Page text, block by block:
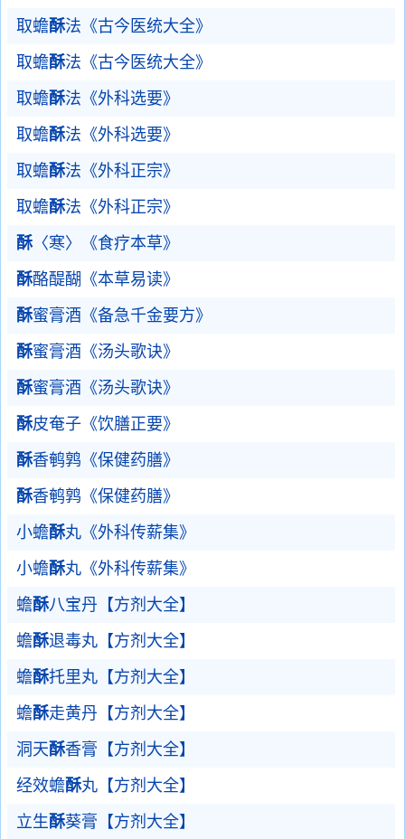
取蟾酥法《古今医统大全》
取蟾酥法《古今医统大全》
取蟾酥法《外科选要》
取蟾酥法《外科选要》
取蟾酥法《外科正宗》
取蟾酥法《外科正宗》
酥〈寒〉《食疗本草》
酥酪醍醐《本草易读》
酥蜜膏酒《备急千金要方》
酥蜜膏酒《汤头歌诀》
酥蜜膏酒《汤头歌诀》
酥皮奄子《饮膳正要》
酥香鹌鹑《保健药膳》
酥香鹌鹑《保健药膳》
小蟾酥丸《外科传薪集》
小蟾酥丸《外科传薪集》
蟾酥八宝丹【方剂大全】
蟾酥退毒丸【方剂大全】
蟾酥托里丸【方剂大全】
蟾酥走黄丹【方剂大全】
洞天酥香膏【方剂大全】
经效蟾酥丸【方剂大全】
立生酥葵膏【方剂大全】